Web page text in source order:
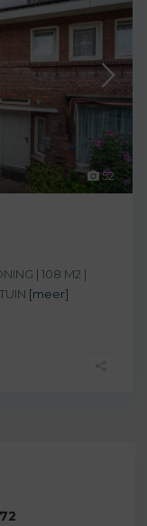
52
| 108 M2 |
[meer]